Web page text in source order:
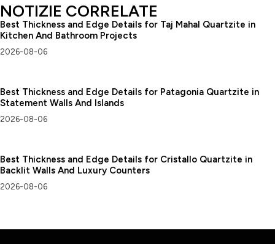
NOTIZIE CORRELATE
Best Thickness and Edge Details for Taj Mahal Quartzite in
Kitchen And Bathroom Projects
2026-08-06
Best Thickness and Edge Details for Patagonia Quartzite in
Statement Walls And Islands
2026-08-06
Best Thickness and Edge Details for Cristallo Quartzite in
Backlit Walls And Luxury Counters
2026-08-06